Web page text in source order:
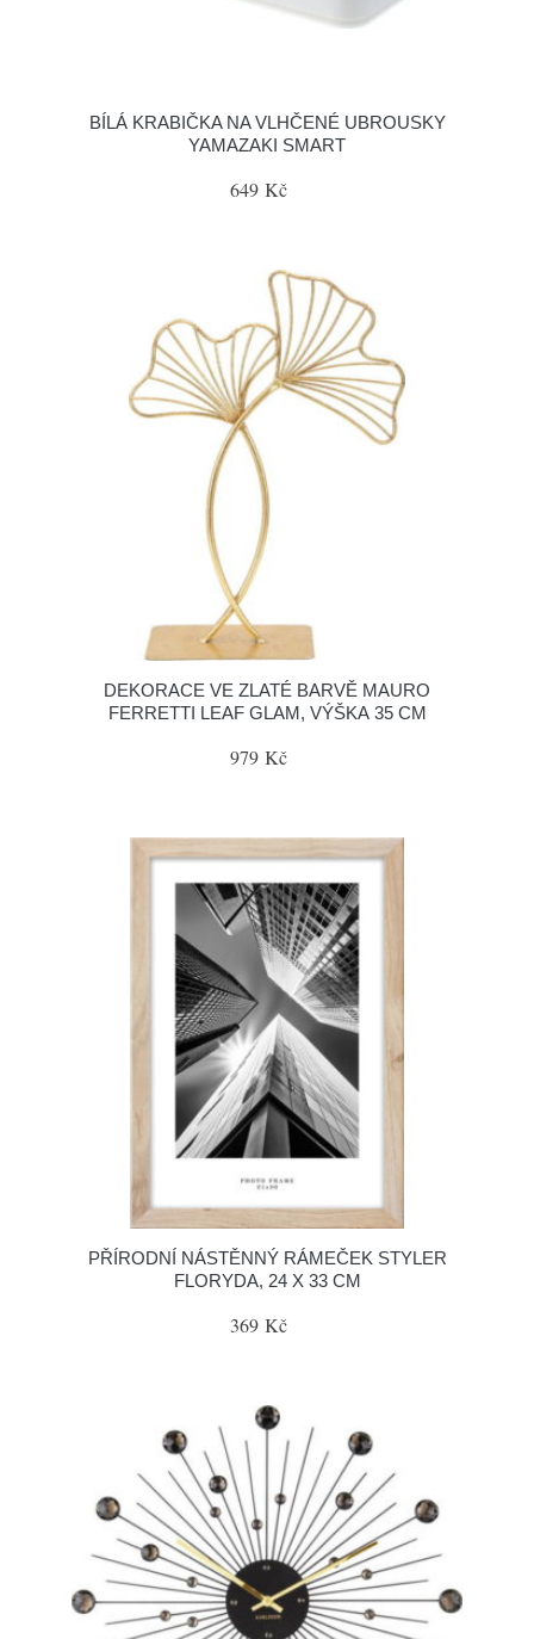
BÍLÁ KRABIČKA NA VLHČENÉ UBROUSKY
YAMAZAKI SMART
649 Kč
DEKORACE VE ZLATÉ BARVĚ MAURO
FERRETTI LEAF GLAM, VÝŠKA 35 CM
979 Kč
PŘÍRODNÍ NÁSTĚNNÝ RÁMEČEK STYLER
FLORYDA, 24 X 33 CM
369 Kč